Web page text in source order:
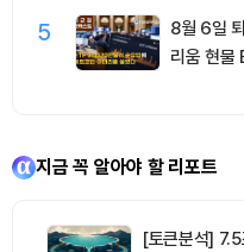
5
8월 6일
리움 현물
지금 꼭 알아야 할 리포트
[토큰분석]